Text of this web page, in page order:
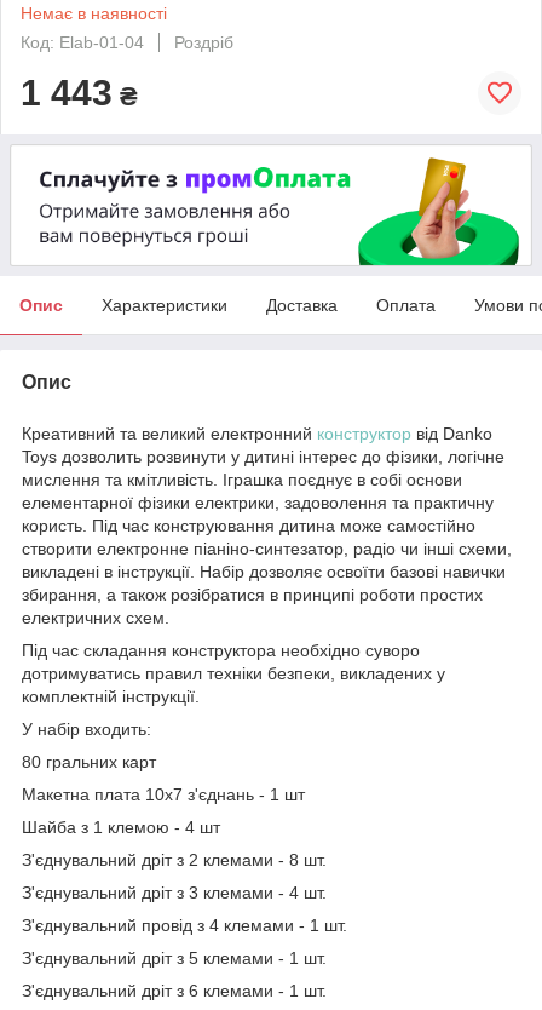
Немає в наявності
Код: Elab-01-04
Роздріб
1 443 ₴
Опис Характеристики Доставка Оплата Умови
Опис
Креативний та великий електронний конструктор від Danko
Toys дозволить розвинути у дитині інтерес до фізики, логічне
мислення та кмітливість. Іграшка поєднує в собі основи
елементарної фізики електрики, задоволення та практичну
користь. Під час конструювання дитина може самостійно
створити електронне піаніно-синтезатор, радіо чи інші схеми,
викладені в інструкції. Набір дозволяє освоїти базові навички
збирання, а також розібратися в принципі роботи простих
електричних схем.
Під час складання конструктора необхідно суворо
дотримуватись правил техніки безпеки, викладених у
комплектній інструкції.
У набір входить:
80 гральних карт
Макетна плата 10x7 з'єднань - 1 шт
Шайба з 1 клемою - 4 шт
З'єднувальний дріт з 2 клемами - 8 шт.
З'єднувальний дріт з 3 клемами - 4 шт.
З'єднувальний провід з 4 клемами - 1 шт.
З'єднувальний дріт з 5 клемами - 1 шт.
З'єднувальний дріт з 6 клемами - 1 шт.